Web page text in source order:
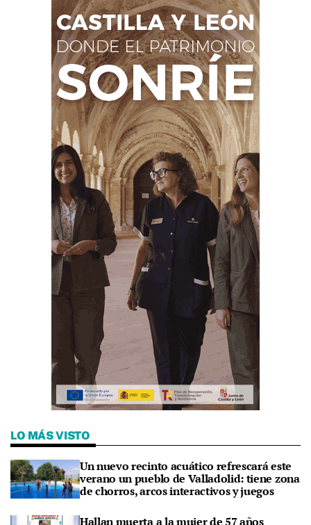
LO MÁS VISTO
Un nuevo recinto acuático refrescará este
verano un pueblo de Valladolid: tiene zona
de chorros, arcos interactivos y juegos
Hallan muerta a la mujer de 57 años